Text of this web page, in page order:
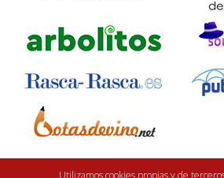
Utilizamos cookies propias y de
Finca Casarejo 2026. Núcleo Zoológico: